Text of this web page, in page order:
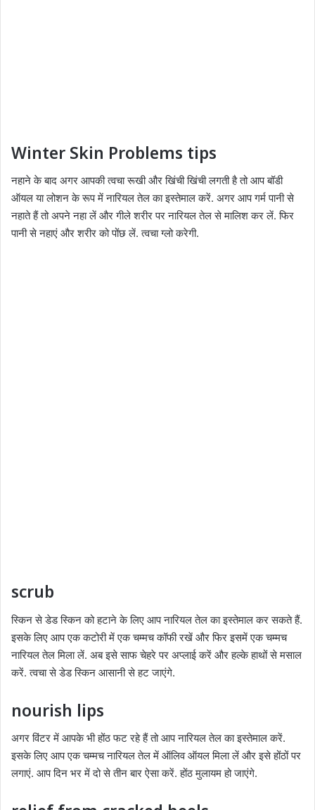
Winter Skin Problems tips
नहाने के बाद अगर आपकी त्‍वचा रूखी और खिंची खिंची लगती है तो आप बॉडी
ऑयल या लोशन के रूप में नारियल तेल का इस्‍तेमाल करें. अगर आप गर्म पानी से
नहाते हैं तो अपने नहा लें और गीले शरीर पर नारियल तेल से मालिश कर लें. फिर
पानी से नहाएं और शरीर को पोंछ लें. त्‍वचा ग्‍लो करेगी.
scrub
स्किन से डेड स्किन को हटाने के लिए आप नारियल तेल का इस्‍तेमाल कर सकते हैं.
इसके लिए आप एक कटोरी में एक चम्‍मच कॉफी रखें और फिर इसमें एक चम्‍मच
नारियल तेल मिला लें. अब इसे साफ चेहरे पर अप्लाई करें और हल्‍के हाथों से मसाल
करें. त्‍वचा से डेड स्किन आसानी से हट जाएंगे.
nourish lips
अगर विंटर में आपके भी होंठ फट रहे हैं तो आप नारियल तेल का इस्‍तेमाल करें.
इसके लिए आप एक चम्‍मच नारियल तेल में ऑलिव ऑयल मिला लें और इसे होंठों पर
लगाएं. आप दिन भर में दो से तीन बार ऐसा करें. होंठ मुलायम हो जाएंगे.